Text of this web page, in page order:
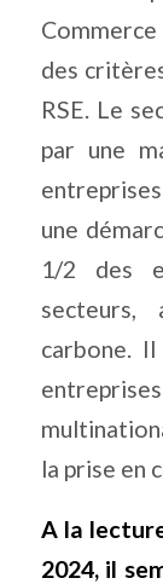
des
RSE. Le
par une
une
1/2 des
secteurs,
carbone.
la prise en
A la
2024, il